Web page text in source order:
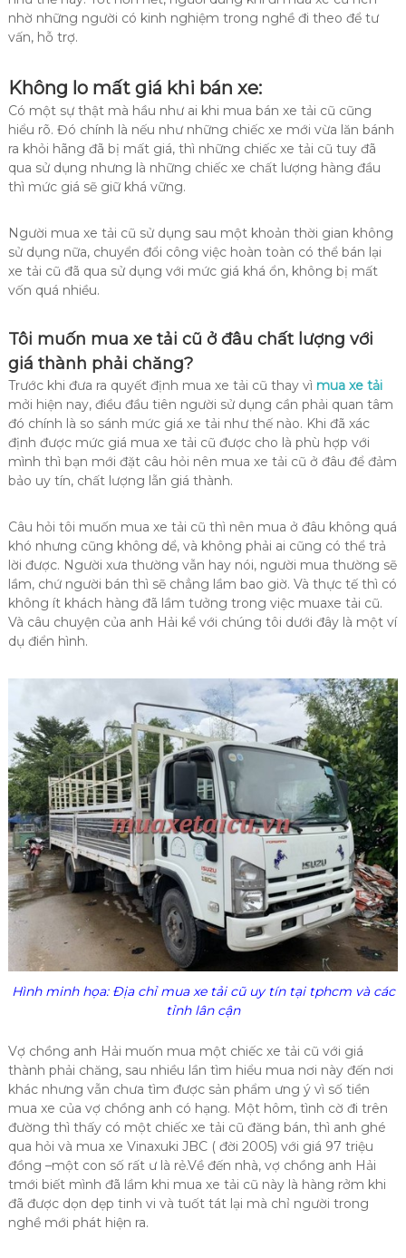
nhờ những người có kinh nghiệm trong nghề đi theo để tư
vấn, hỗ trợ.
Không lo mất giá khi bán xe:
Có một sự thật mà hầu như ai khi mua bán xe tải cũ cũng
hiểu rõ. Đó chính là nếu như những chiếc xe mới vừa lăn bánh
ra khỏi hãng đã bị mất giá, thì những chiếc xe tải cũ tuy đã
qua sử dụng nhưng là những chiếc xe chất lượng hàng đầu
thì mức giá sẽ giữ khá vững.
Người mua xe tải cũ sử dụng sau một khoản thời gian không
sử dụng nữa, chuyển đổi công việc hoàn toàn có thể bán lại
xe tải cũ đã qua sử dụng với mức giá khá ổn, không bị mất
vốn quá nhiều.
Tôi muốn mua xe tải cũ ở đâu chất lượng với
giá thành phải chăng?
Trước khi đưa ra quyết định mua xe tải cũ thay vì mua xe tải
mởi hiện nay, điều đầu tiên người sử dụng cần phải quan tâm
đó chính là so sánh mức giá xe tải như thế nào. Khi đã xác
định được mức giá mua xe tải cũ được cho là phù hợp với
mình thì bạn mới đặt câu hỏi nên mua xe tải cũ ở đâu để đảm
bảo uy tín, chất lượng lẫn giá thành.
Câu hỏi tôi muốn mua xe tải cũ thì nên mua ở đâu không quá
khó nhưng cũng không dể, và không phải ai cũng có thể trả
lời được. Người xưa thường vẫn hay nói, người mua thường sẽ
lầm, chứ người bán thì sẽ chẳng lầm bao giờ. Và thực tế thì có
không ít khách hàng đã lầm tưởng trong việc muaxe tải cũ.
Và câu chuyện của anh Hải kể với chúng tôi dưới đây là một ví
dụ điển hình.
Hình minh họa: Địa chỉ mua xe tải cũ uy tín tại tphcm và các
tỉnh lân cận
Vợ chồng anh Hải muốn mua một chiếc xe tải cũ với giá
thành phải chăng, sau nhiều lần tìm hiểu mua nơi này đến nơi
khác nhưng vẫn chưa tìm được sản phẩm ưng ý vì số tiền
mua xe của vợ chồng anh có hạng. Một hôm, tình cờ đi trên
đường thì thấy có một chiếc xe tải cũ đăng bán, thì anh ghé
qua hỏi và mua xe Vinaxuki JBC ( đời 2005) với giá 97 triệu
đồng –một con số rất ư là rẻ.Về đến nhà, vợ chồng anh Hải
tmới biết mình đã lầm khi mua xe tải cũ này là hàng rởm khi
đã được dọn dẹp tinh vi và tuốt tát lại mà chỉ người trong
nghề mới phát hiện ra.